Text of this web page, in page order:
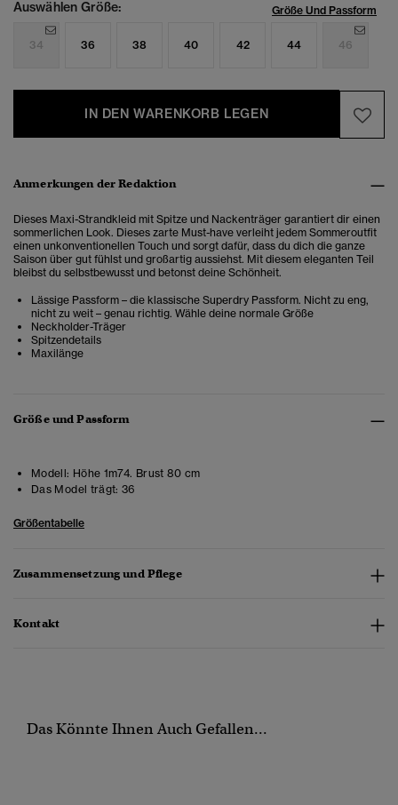
Auswählen Größe: Größe Und Passform
34 36 38 40 42 44 46
IN DEN WARENKORB LEGEN
Anmerkungen der Redaktion
Dieses Maxi-Strandkleid mit Spitze und Nackenträger garantiert dir einen
sommerlichen Look. Dieses zarte Must-have verleiht jedem Sommeroutfit
einen unkonventionellen Touch und sorgt dafür, dass du dich die ganze
Saison über gut fühlst und großartig aussiehst. Mit diesem eleganten Teil
bleibst du selbstbewusst und betonst deine Schönheit.
Lässige Passform – die klassische Superdry Passform. Nicht zu eng,
nicht zu weit – genau richtig. Wähle deine normale Größe
Neckholder-Träger
Spitzendetails
Maxilänge
Größe und Passform
Modell: Höhe 1m74. Brust 80 cm
Das Model trägt: 36
Größentabelle
Zusammensetzung und Pflege
Kontakt
Das Könnte Ihnen Auch Gefallen...